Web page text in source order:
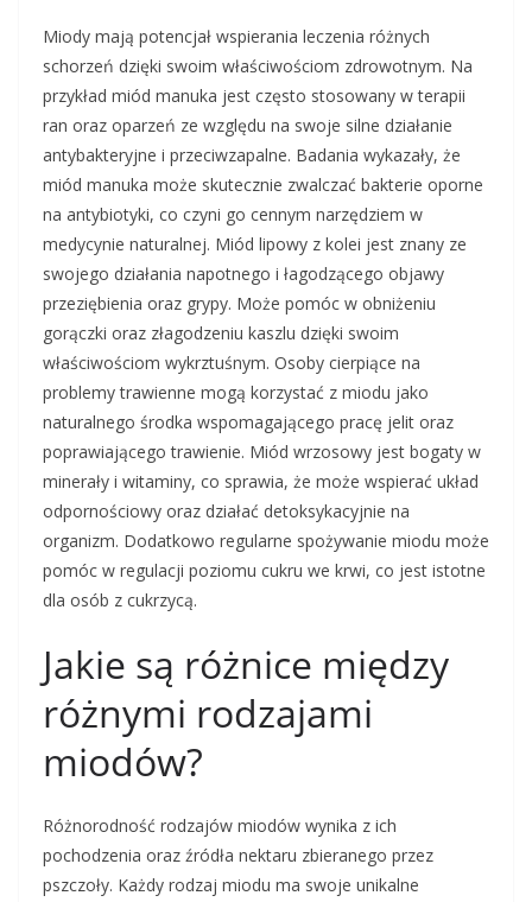
Miody mają potencjał wspierania leczenia różnych
schorzeń dzięki swoim właściwościom zdrowotnym. Na
przykład miód manuka jest często stosowany w terapii
ran oraz oparzeń ze względu na swoje silne działanie
antybakteryjne i przeciwzapalne. Badania wykazały, że
miód manuka może skutecznie zwalczać bakterie oporne
na antybiotyki, co czyni go cennym narzędziem w
medycynie naturalnej. Miód lipowy z kolei jest znany ze
swojego działania napotnego i łagodzącego objawy
przeziębienia oraz grypy. Może pomóc w obniżeniu
gorączki oraz złagodzeniu kaszlu dzięki swoim
właściwościom wykrztuśnym. Osoby cierpiące na
problemy trawienne mogą korzystać z miodu jako
naturalnego środka wspomagającego pracę jelit oraz
poprawiającego trawienie. Miód wrzosowy jest bogaty w
minerały i witaminy, co sprawia, że może wspierać układ
odpornościowy oraz działać detoksykacyjnie na
organizm. Dodatkowo regularne spożywanie miodu może
pomóc w regulacji poziomu cukru we krwi, co jest istotne
dla osób z cukrzycą.
Jakie są różnice między
różnymi rodzajami
miodów?
Różnorodność rodzajów miodów wynika z ich
pochodzenia oraz źródła nektaru zbieranego przez
pszczoły. Każdy rodzaj miodu ma swoje unikalne